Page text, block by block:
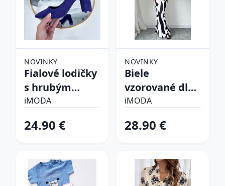
NOVINKY
Fialové lodičky
s hrubým
opätkom
iMODA
24.90 €
NOVINKY
Biele
vzorované dlhé
šaty
iMODA
28.90 €